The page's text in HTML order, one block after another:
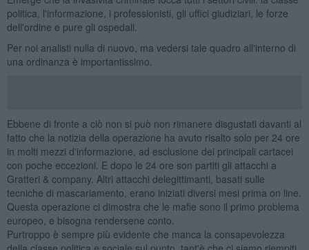
politica, l'informazione, i professionisti, gli uffici giudiziari, le forze
dell'ordine e pure gli ospedali.
Per noi analisti nulla di nuovo, ma vedersi tale quadro all'interno di
una ordinanza è importantissimo.
Ebbene di fronte a ciò non si può non rimanere disgustati davanti al
fatto che la notizia della operazione ha avuto risalto solo per 24 ore
in molti mezzi d'informazione, ad esclusione dei principali cartacei
con poche eccezioni. E dopo le 24 ore son partiti gli attacchi a
Gratteri & company. Altri attacchi delegittimanti, basati sulle
tecniche di mascariamento, erano iniziati diversi mesi prima on line.
Questa operazione ci dimostra che le mafie sono il primo problema
europeo, e bisogna rendersene conto.
Purtroppo è sempre più evidente che manca la consapevolezza